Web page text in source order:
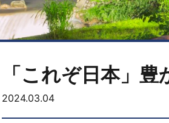
「これぞ日本」
2024.03.04